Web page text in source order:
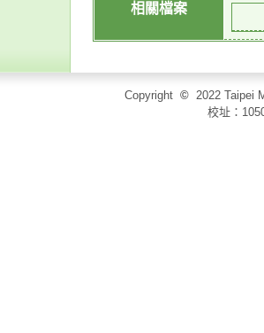
相關檔案
Copyright © 2022 Taipei
校址：